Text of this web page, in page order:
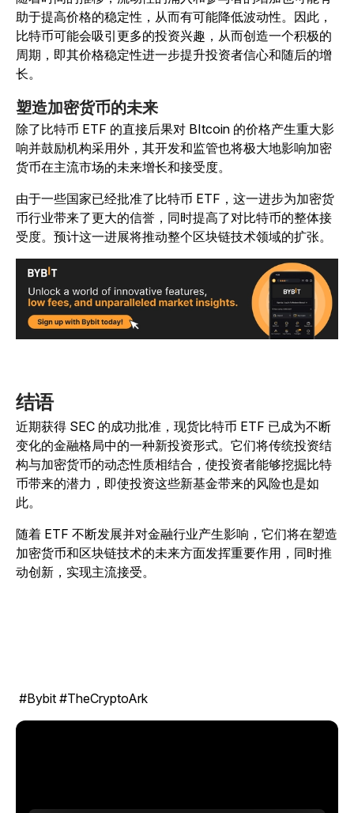
助于提高价格的稳定性，从而有可能降低波动性。因此，
比特币可能会吸引更多的投资兴趣，从而创造一个积极的
周期，即其价格稳定性进一步提升投资者信心和随后的增
长。
塑造加密货币的未来
除了比特币 ETF 的直接后果对 BItcoin 的价格产生重大影
响并鼓励机构采用外，其开发和监管也将极大地影响加密
货币在主流市场的未来增长和接受度。
由于一些国家已经批准了比特币 ETF，这一进步为加密货
币行业带来了更大的信誉，同时提高了对比特币的整体接
受度。预计这一进展将推动整个区块链技术领域的扩张。
结语
近期获得 SEC 的成功批准，现货比特币 ETF 已成为不断
变化的金融格局中的一种新投资形式。它们将传统投资结
构与加密货币的动态性质相结合，使投资者能够挖掘比特
币带来的潜力，即使投资这些新基金带来的风险也是如
此。
随着 ETF 不断发展并对金融行业产生影响，它们将在塑造
加密货币和区块链技术的未来方面发挥重要作用，同时推
动创新，实现主流接受。
#Bybit #TheCryptoArk